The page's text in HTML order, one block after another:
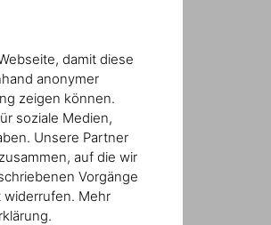
damit diese
anonymer
zeigen können.
soziale Medien,
Unsere Partner
auf die wir
Vorgänge
widerrufen. Mehr